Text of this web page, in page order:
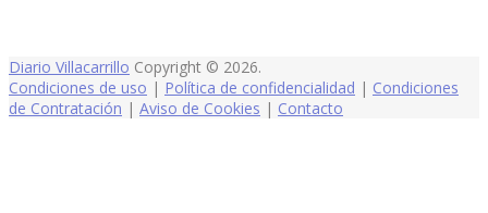
Diario Villacarrillo Copyright © 2026.
Condiciones de uso | Política de confidencialidad | Condiciones
de Contratación | Aviso de Cookies | Contacto